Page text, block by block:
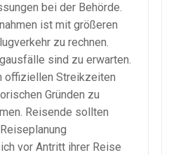
bei der Behörde.
ist mit größeren
zu rechnen.
sind zu erwarten.
offiziellen Streikzeiten
Gründen zu
Reisende sollten
vor Antritt ihrer Reise